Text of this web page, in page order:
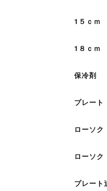
1５ｃｍ
1８ｃｍ
保冷剤
プレート
ローソク
ローソク
プレート